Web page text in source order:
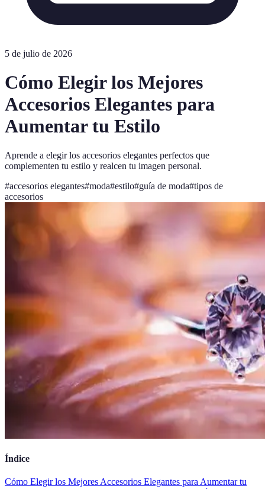
5 de julio de 2026
Cómo Elegir los Mejores
Accesorios Elegantes para
Aumentar tu Estilo
Aprende a elegir los accesorios elegantes perfectos que
complementen tu estilo y realcen tu imagen personal.
#accesorios elegantes#moda#estilo#guía de moda#tipos de
accesorios
Índice
Cómo Elegir los Mejores Accesorios Elegantes para Aumentar tu